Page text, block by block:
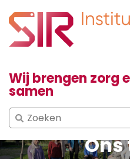
Wij brengen zorg
samen
Search
for: